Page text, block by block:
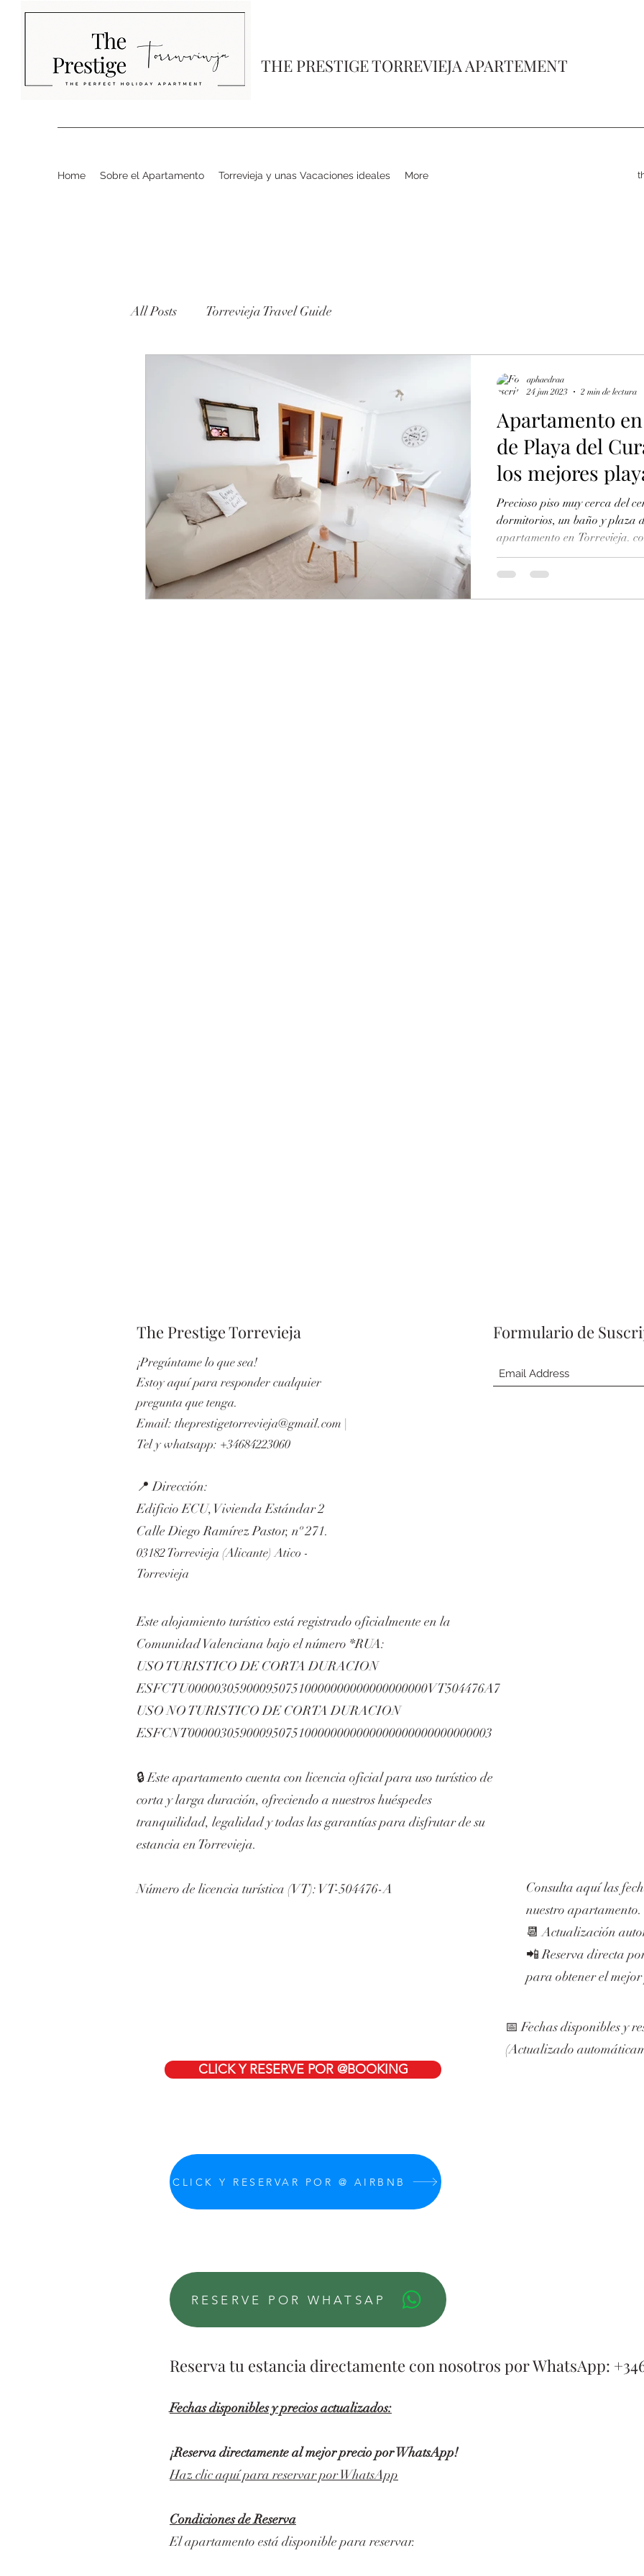
THE PRESTIGE TORREVIEJA APARTEMENT
Home Sobre el Apartamento Torrevieja y unas Vacaciones ideales More
All Posts Torrevieja Travel Guide
Apartamento
de Playa del
los mejores
Precioso piso muy cerca del
dormitorios, un baño y plaza de
apartamento en Torrevieja.
aphaedraa
24 jun 2023
2 min de lectura
The Prestige Torrevieja
¡Pregúntame lo que sea!
Estoy aquí para responder cualquier
pregunta que tenga.
Email: theprestigetorrevieja@gmail.com
Tel y whatsapp: +34684223060
📍 Dirección:
Edificio ECU, Vivienda Estándar 2
Calle Diego Ramírez Pastor, nº 271.
03182 Torrevieja (Alicante) Atico -
Torrevieja
Este alojamiento turístico está registrado oficialmente en la
Comunidad Valenciana bajo el número *RUA:
USO TURISTICO DE CORTA DURACION
ESFCTU0000030590009507510000000000000000000VT504476A7
USO NO TURISTICO DE CORTA DURACION
ESFCNT00000305900095075100000000000000000000000000003
🔒 Este apartamento cuenta con licencia oficial para uso turístico de
corta y larga duración, ofreciendo a nuestros huéspedes
tranquilidad, legalidad y todas las garantías para disfrutar de su
estancia en Torrevieja.
Número de licencia turística (VT): VT-504476-A
Formulario de
Consulta aquí las
nuestro apartamento.
📆 Actualización
📲 Reserva directa
para obtener el mejor
📅 Fechas disponibles y
(Actualizado
CLICK Y RESERVE POR @BOOKING
CLICK Y RESERVAR POR @ AIRBNB
RESERVE POR WHATSAP
Reserva tu estancia directamente con nosotros por WhatsApp:
Fechas disponibles y precios actualizados:
¡Reserva directamente al mejor precio por WhatsApp!
Haz clic aquí para reservar por WhatsApp
Condiciones de Reserva
El apartamento está disponible para reservar.